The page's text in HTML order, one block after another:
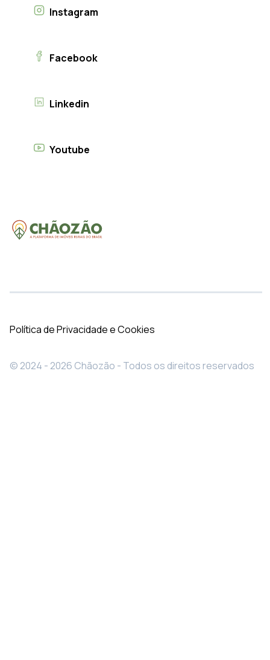
Instagram
Facebook
Linkedin
Youtube
Política de Privacidade e Cookies
© 2024 - 2026 Chãozão - Todos os direitos reservados